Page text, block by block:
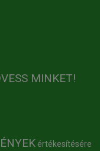
MINKET!
értékesítésére